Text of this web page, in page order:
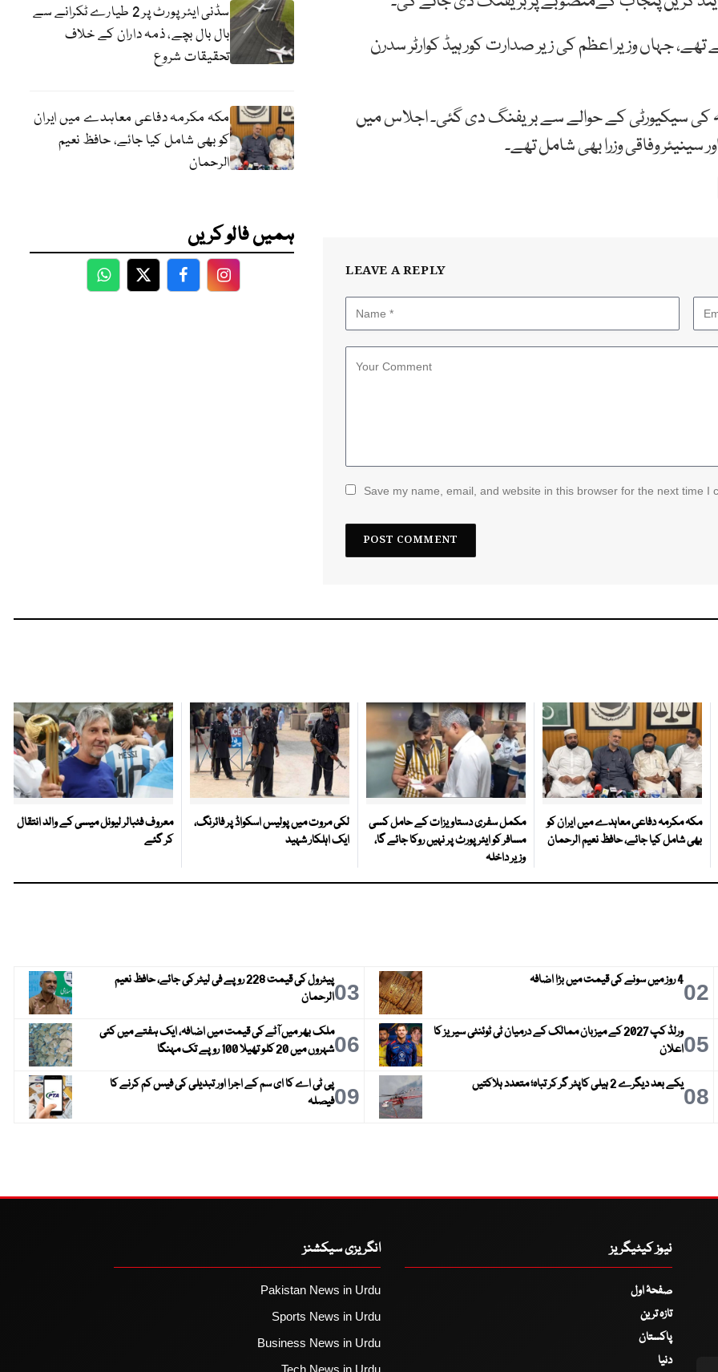
جہاں وزیر اعظم کی زیر صدارت کور ہیڈ کوارٹر سدرن
کی سیکیورٹی کے حوالے سے بریفنگ دی گئی۔ اجلاس میں
سینیئر وفاقی وزرا بھی شامل تھے۔
LEAVE A REPLY
Save my name, email, and website in this browser for the next time I
سڈنی ایئرپورٹ پر 2 طیارے ٹکرانے سے
بال بال بچے، ذمہ داران کے خلاف
تحقیقات شروع
مکہ مکرمہ دفاعی معاہدے میں ایران
کو بھی شامل کیا جائے، حافظ نعیم
الرحمان
ہمیں فالو کریں
WhatsApp
TwitterFacebookFacebook
مکہ مکرمہ دفاعی معاہدے میں ایران کو
بھی شامل کیا جائے، حافظ نعیم الرحمان
مکمل سفری دستاویزات کے حامل کسی
مسافر کو ایئرپورٹ پر نہیں روکا جائے گا،
وزیر داخلہ
لکی مروت میں پولیس اسکواڈ پر فائرنگ،
ایک اہلکار شہید
معروف فٹبالر لیونل میسی کے والد انتقال
کر گئے
024 روز میں سونے کی قیمت میں بڑا اضافہ 03
پیٹرول کی قیمت 228 روپے فی لیٹر کی جائے، حافظ نعیم
الرحمان
05
ورلڈ کپ 2027 کے میزبان ممالک کے درمیان ٹی ٹوئنٹی سیریز کا
اعلان
06ملک بھر میں آٹے کی قیمت میں اضافہ، ایک ہفتے میں کئی
شہروں میں 20 کلو تھیلا 100 روپے تک مہنگا
08یکے بعد دیگرے 2 ہیلی کاپٹر گر کر تباہ؛ متعدد ہلاکتیں 09پی ٹی اے کا ای سم کے اجرا اور تبدیلی کی فیس کم کرنے کا
فیصلہ
نیوز کیٹیگریز
صفحۂ اول
تازہ ترین
پاکستان
دنیا
انگریزی سیکشنز
Pakistan News in Urdu
Sports News in Urdu
Business News in Urdu
Tech News in Urdu